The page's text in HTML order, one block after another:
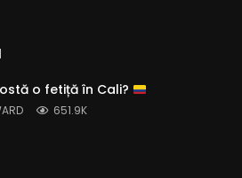
o fetiță în Cali?
651.9K